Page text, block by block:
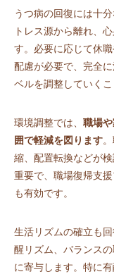
うつ病の回復には十
トレス源から離れ、
す。必要に応じて休
配慮が必要で、完全
ベルを調整していくこ
環境調整では、 職場
囲で軽減を図ります
縮、配置転換などが
重要で、職場復帰支
も有効です。
生活リズムの確立も
醒リズム、バランス
に寄与します。特に